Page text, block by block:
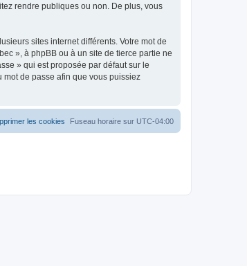
rendre publiques ou non. De plus, vous
sites internet différents. Votre mot de
», à phpBB ou à un site de tierce partie ne
» qui est proposée par défaut sur le
de passe afin que vous puissiez
Fuseau horaire sur UTC-04:00
les cookies